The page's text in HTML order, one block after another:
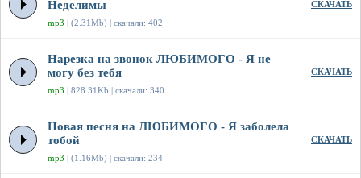
Неделимы
mp3 | (2.31Mb) | скачали: 402
СКАЧАТЬ
Нарезка на звонок ЛЮБИМОГО - Я не
могу без тебя
mp3 | 828.31Kb | скачали: 340
СКАЧАТЬ
Новая песня на ЛЮБИМОГО - Я заболела
тобой
mp3 | (1.16Mb) | скачали: 234
СКАЧАТЬ